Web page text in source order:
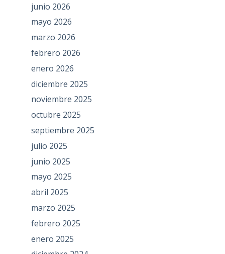
junio 2026
mayo 2026
marzo 2026
febrero 2026
enero 2026
diciembre 2025
noviembre 2025
octubre 2025
septiembre 2025
julio 2025
junio 2025
mayo 2025
abril 2025
marzo 2025
febrero 2025
enero 2025